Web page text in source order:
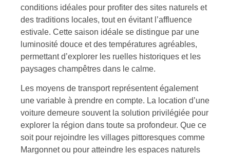
conditions idéales pour profiter des sites naturels et
des traditions locales, tout en évitant l’affluence
estivale. Cette saison idéale se distingue par une
luminosité douce et des températures agréables,
permettant d’explorer les ruelles historiques et les
paysages champêtres dans le calme.
Les moyens de transport représentent également
une variable à prendre en compte. La location d’une
voiture demeure souvent la solution privilégiée pour
explorer la région dans toute sa profondeur. Que ce
soit pour rejoindre les villages pittoresques comme
Margonnet ou pour atteindre les espaces naturels